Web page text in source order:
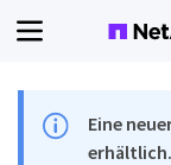
Eine
erhältlich.